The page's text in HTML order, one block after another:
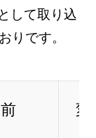
として取り込
りです。
変